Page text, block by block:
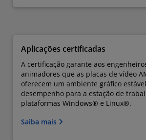
Aplicações certificadas
A certificação garante aos
animadores que as placas de vídeo
oferecem um ambiente gráfico
desempenho para a estação de
plataformas Windows® e Linux®.
Saiba mais